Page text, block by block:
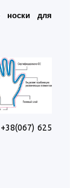
носки для
625